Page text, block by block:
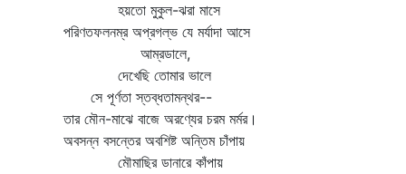
হয়তো মুকুল-ঝরা মাসে
পরিণতফলনম্র অপ্রগল্‌ভ যে মর্যাদা আসে
আম্রডালে,
দেখেছি তোমার ভালে
সে পূর্ণতা স্তব্ধতামন্থর--
তার মৌন-মাঝে বাজে অরণ্যের চরম মর্মর।
অবসন্ন বসন্তের অবশিষ্ট অন্তিম চাঁপায়
মৌমাছির ডানারে কাঁপায়